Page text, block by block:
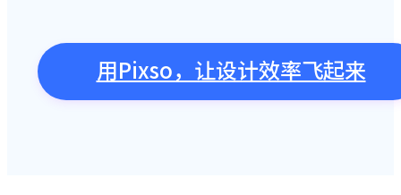
用Pixso，让设计效率飞起来